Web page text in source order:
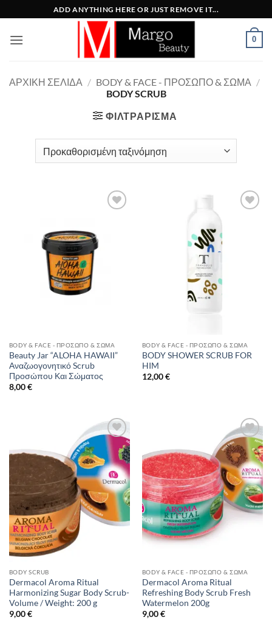
στο
περιεχόμενο
ADD ANYTHING HERE OR JUST REMOVE IT...
0
ΑΡΧΙΚΉ ΣΕΛΊΔΑ / BODY & FACE - ΠΡΌΣΩΠΟ & ΣΏΜΑ /
BODY SCRUB
ΦΙΛΤΡΆΡΙΣΜΑ
BODY & FACE - ΠΡΌΣΩΠΟ & ΣΏΜΑ
Beauty Jar “ALOHA HAWAII”
Αναζωογονητικό Scrub
Προσώπου Και Σώματος
8,00€
BODY & FACE - ΠΡΌΣΩΠΟ & ΣΏΜΑ
BODY SHOWER SCRUB FOR
HIM
12,00€
Add to
Wishlist
BODY SCRUB
Dermacol Aroma Ritual
Harmonizing Sugar Body Scrub-
Volume / Weight: 200 g
9,00€
Add to
Wishlist
BODY & FACE - ΠΡΌΣΩΠΟ & ΣΏΜΑ
Dermacol Aroma Ritual
Refreshing Body Scrub Fresh
Watermelon 200g
9,00€